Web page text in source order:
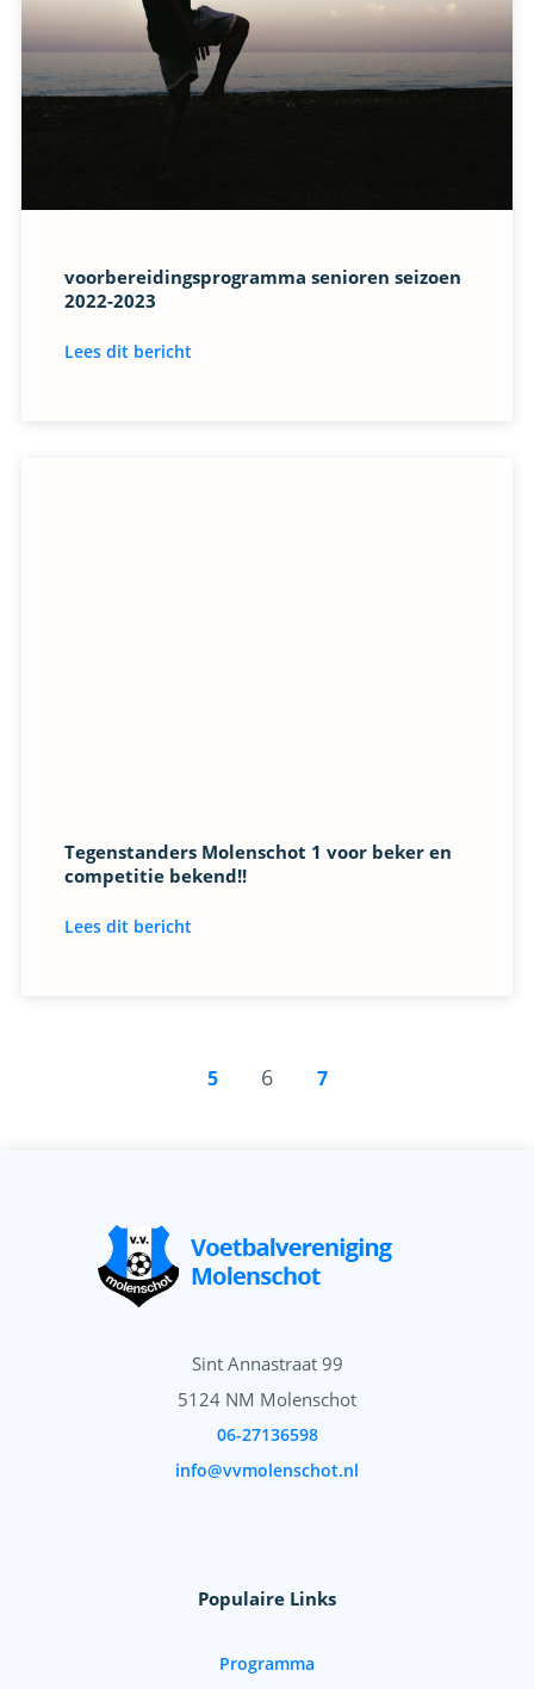
voorbereidingsprogramma senioren seizoen
2022-2023
Lees dit bericht
Tegenstanders Molenschot 1 voor beker en
competitie bekend!!
Lees dit bericht
5 6 7
Sint Annastraat 99
5124 NM Molenschot
06-27136598
info@vvmolenschot.nl
Populaire Links
Programma